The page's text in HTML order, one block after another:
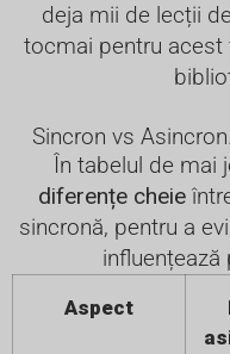
deja mii de lecții
tocmai pentru acest
Sincron vs
În tabelul de mai
diferențe cheie
sincronă, pentru a
influențează
Aspect